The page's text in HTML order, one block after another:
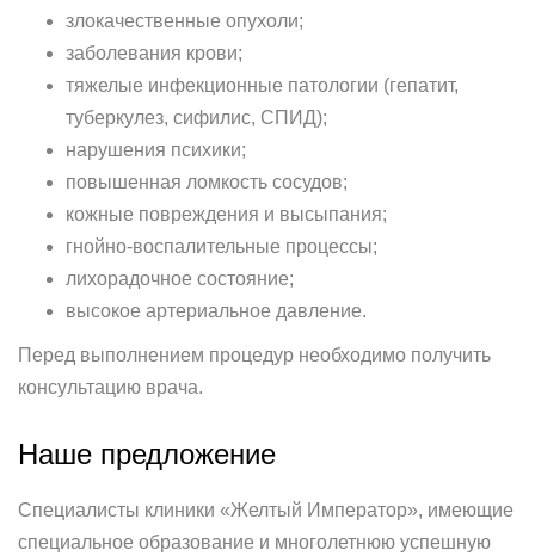
злокачественные опухоли;
заболевания крови;
тяжелые инфекционные патологии (гепатит,
туберкулез, сифилис, СПИД);
нарушения психики;
повышенная ломкость сосудов;
кожные повреждения и высыпания;
гнойно-воспалительные процессы;
лихорадочное состояние;
высокое артериальное давление.
Перед выполнением процедур необходимо получить
консультацию врача.
Наше предложение
Специалисты клиники «Желтый Император», имеющие
специальное образование и многолетнюю успешную